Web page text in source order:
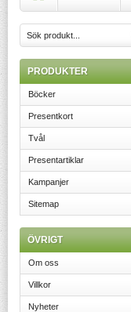
PRODUKTER
Böcker
Presentkort
Tvål
Presentartiklar
Kampanjer
Sitemap
ÖVRIGT
Om oss
Villkor
Nyheter